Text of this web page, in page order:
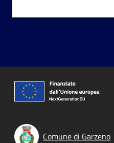
Comune di Garzeno